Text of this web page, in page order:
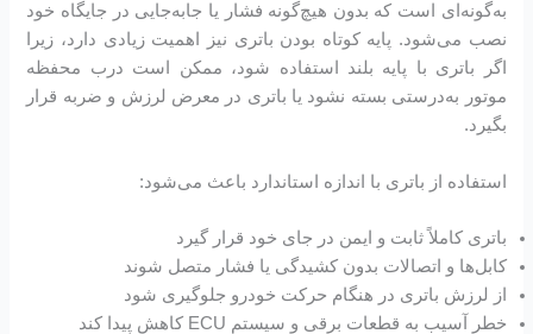
به‌گونه‌ای است که بدون هیچ‌گونه فشار یا جابه‌جایی در جایگاه خود
نصب می‌شود. پایه کوتاه بودن باتری نیز اهمیت زیادی دارد، زیرا
اگر باتری با پایه بلند استفاده شود، ممکن است درب محفظه
موتور به‌درستی بسته نشود یا باتری در معرض لرزش و ضربه قرار
بگیرد.
استفاده از باتری با اندازه استاندارد باعث می‌شود:
باتری کاملاً ثابت و ایمن در جای خود قرار گیرد
کابل‌ها و اتصالات بدون کشیدگی یا فشار متصل شوند
از لرزش باتری در هنگام حرکت خودرو جلوگیری شود
خطر آسیب به قطعات برقی و سیستم ECU کاهش پیدا کند